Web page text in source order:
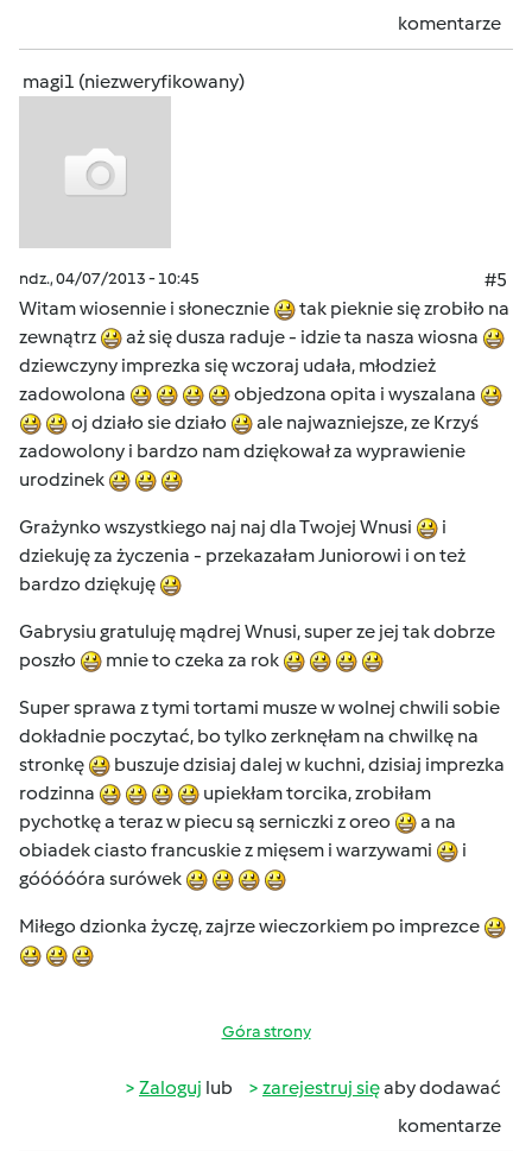
komentarze
magi1 (niezweryfikowany)
ndz., 04/07/2013 - 10:45
#5
Witam wiosennie i słonecznie
tak pieknie się zrobiło na
zewnątrz
aż się dusza raduje - idzie ta nasza wiosna
dziewczyny imprezka się wczoraj udała, młodzież
zadowolona
objedzona opita i wyszalana
oj działo sie działo
ale najwazniejsze, ze Krzyś
zadowolony i bardzo nam dziękował za wyprawienie
urodzinek
Grażynko wszystkiego naj naj dla Twojej Wnusi
i
dziekuję za życzenia - przekazałam Juniorowi i on też
bardzo dziękuję
Gabrysiu gratuluję mądrej Wnusi, super ze jej tak dobrze
poszło
mnie to czeka za rok
Super sprawa z tymi tortami musze w wolnej chwili sobie
dokładnie poczytać, bo tylko zerknęłam na chwilkę na
stronkę
buszuje dzisiaj dalej w kuchni, dzisiaj imprezka
rodzinna
upiekłam torcika, zrobiłam
pychotkę a teraz w piecu są serniczki z oreo
a na
obiadek ciasto francuskie z mięsem i warzywami
i
góóóóóra surówek
Miłego dzionka życzę, zajrze wieczorkiem po imprezce
Góra strony
Zaloguj lub zarejestruj sięaby dodawać
komentarze